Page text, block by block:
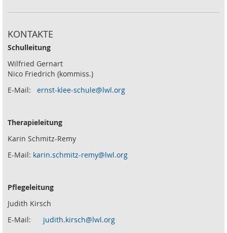
KONTAKTE
Schulleitung
Wilfried Gernart
Nico Friedrich (kommiss.)
E-Mail: ernst-klee-schule@lwl.org
Therapieleitung
Karin Schmitz-Remy
E-Mail: karin.schmitz-remy@lwl.org
Pflegeleitung
Judith Kirsch
E-Mail: judith.kirsch@lwl.org